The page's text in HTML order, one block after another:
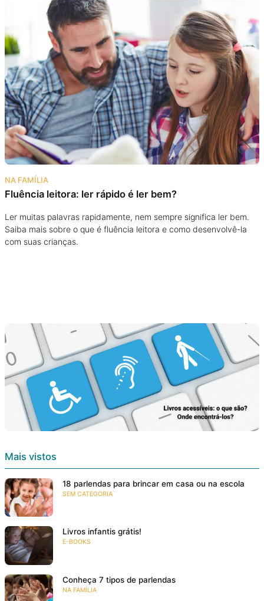
E-Books
Eventos
Podcast
Assine
Taba na Escola
NA FAMÍLIA
Fluência leitora: ler rápido é ler bem?
Ler muitas palavras rapidamente, nem sempre significa ler bem.
Saiba mais sobre o que é fluência leitora e como desenvolvê-la
com suas crianças.
Mais vistos
18 parlendas para brincar em casa ou na escola
SEM CATEGORIA
Livros infantis grátis!
E-BOOKS
Conheça 7 tipos de parlendas
NA FAMÍLIA